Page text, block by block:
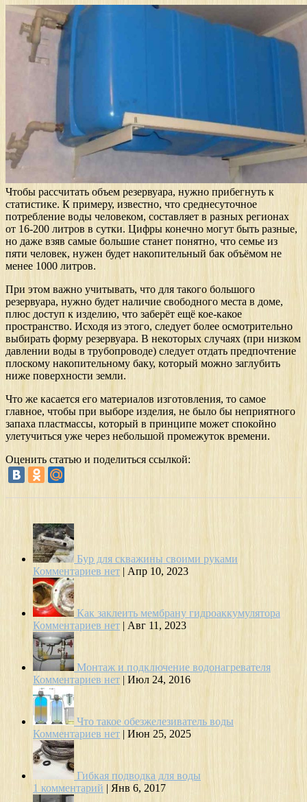
Чтобы рассчитать объем резервуара, нужно прибегнуть к
статистике. К примеру, известно, что среднесуточное
потребление воды человеком, составляет в разных регионах
от 16-200 литров в сутки. Цифры конечно могут быть разные,
но даже взяв самые большие станет понятно, что семье из
пяти человек, нужен будет накопительный бак объёмом не
менее 1000 литров.
При этом важно учитывать, что для такого большого
резервуара, нужно будет наличие свободного места в доме,
плюс доступ к изделию, что заберёт ещё кое-какое
пространство. Исходя из этого, следует более осмотрительно
выбирать форму резервуара. В некоторых случаях (при низком
давлении воды в трубопроводе) следует отдать предпочтение
плоскому накопительному баку, который можно заглубить
ниже поверхности земли.
Что же касается его материалов изготовления, то самое
главное, чтобы при выборе изделия, не было бы неприятного
запаха пластмассы, который в принципе может спокойно
улетучиться уже через небольшой промежуток времени.
Оценить статью и поделиться ссылкой:
Бур для скважины своими руками
Комментариев нет | Апр 10, 2023
Как заклеить мембрану гидроаккумулятора
Комментариев нет | Авг 11, 2023
Монтаж и подключение водонагревателя
Комментариев нет | Июл 24, 2016
Что такое обезжелезиватель воды
Комментариев нет | Июн 25, 2025
Гибкая подводка для воды
1 комментарий | Янв 6, 2017